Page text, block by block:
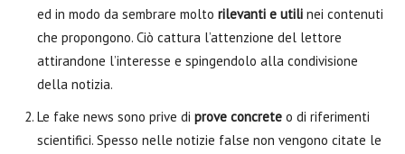
ed in modo da sembrare molto rilevanti e utili nei contenuti
che propongono. Ciò cattura l’attenzione del lettore
attirandone l’interesse e spingendolo alla condivisione
della notizia.
Le fake news sono prive di prove concrete o di riferimenti
scientifici. Spesso nelle notizie false non vengono citate le